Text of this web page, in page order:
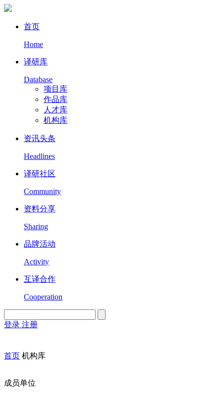
首页
Home
译研库
Database
项目库
作品库
人才库
机构库
资讯头条
Headlines
译研社区
Community
资料分享
Sharing
品牌活动
Activity
互译合作
Cooperation
登录 注册
首页 机构库
成员单位